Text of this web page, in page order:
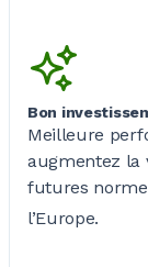
Bon
Meilleure
augmentez la
futures
l’Europe.